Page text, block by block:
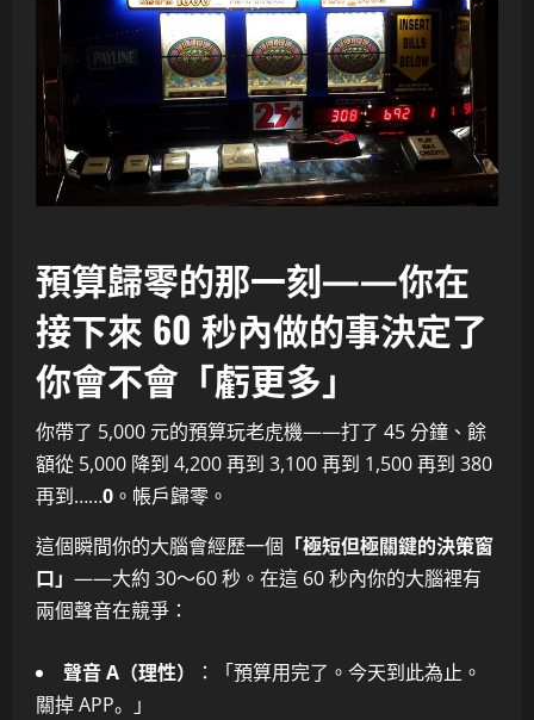
預算歸零的那一刻——你在
接下來 60 秒內做的事決定了
你會不會「虧更多」
你帶了 5,000 元的預算玩老虎機——打了 45 分鐘、餘
額從 5,000 降到 4,200 再到 3,100 再到 1,500 再到 380
再到……0 。帳戶歸零。
這個瞬間你的大腦會經歷一個 「極短但極關鍵的決策窗
口」 ——大約 30～60 秒。在這 60 秒內你的大腦裡有
兩個聲音在競爭：
聲音 A（理性）
：「預算用完了。今天到此為止。
關掉 APP。」